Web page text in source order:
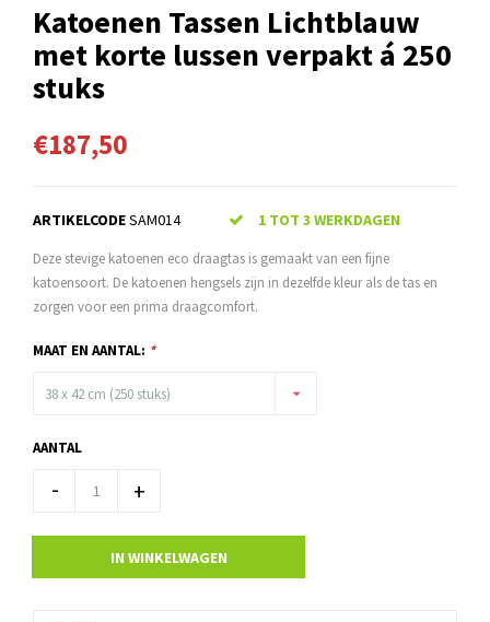
Katoenen Tassen Lichtblauw
met korte lussen verpakt á 250
stuks
€187,50
ARTIKELCODESAM014 1 TOT 3 WERKDAGEN
Deze stevige katoenen eco draagtas is gemaakt van een fijne
katoensoort. De katoenen hengsels zijn in dezelfde kleur als de tas en
zorgen voor een prima draagcomfort.
MAAT EN AANTAL: *
38 x 42 cm (250 stuks)
AANTAL
- +
IN WINKELWAGEN